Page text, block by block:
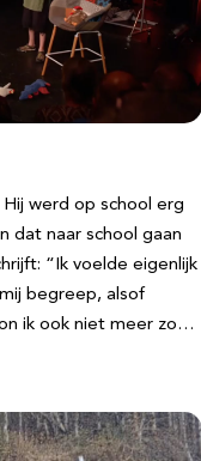
werd op school erg
dat naar school gaan
“Ik voelde eigenlijk
begreep, alsof
ik ook niet meer zo…